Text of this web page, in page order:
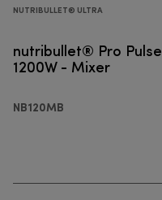
NUTRIBULLET® ULTRA
nutribullet® Pro Pulse
1200W - Mixer
NB120MB